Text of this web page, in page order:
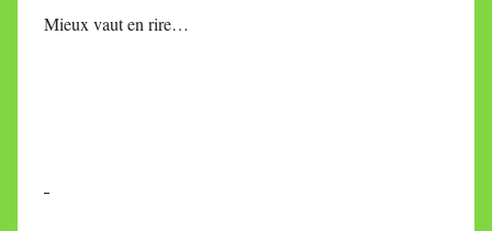
Mieux vaut en rire…